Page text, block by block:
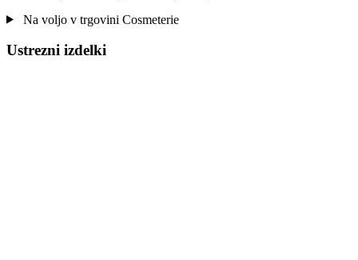
Na voljo v trgovini Cosmeterie
Ustrezni izdelki